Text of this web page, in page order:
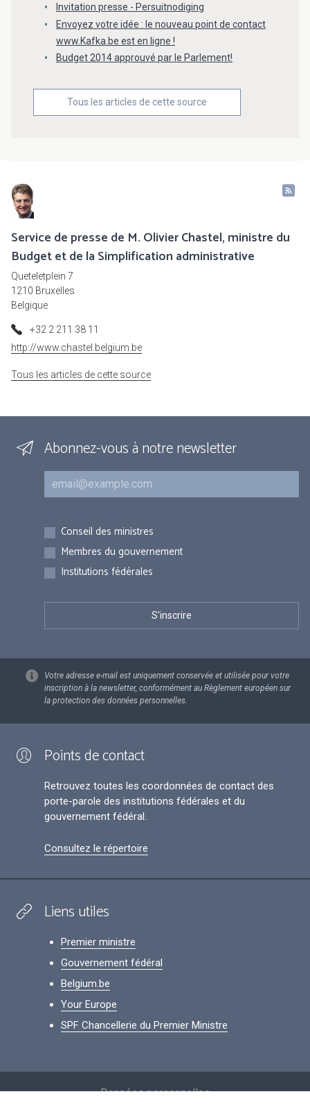
Invitation presse - Persuitnodiging
Envoyez votre idée : le nouveau point de contact
www.Kafka.be est en ligne !
Budget 2014 approuvé par le Parlement!
Tous les articles de cette source
Service de presse de M. Olivier Chastel, ministre du
Budget et de la Simplification administrative
Queteletplein 7
1210 Bruxelles
Belgique
+32 2 211 38 11
http://www.chastel.belgium.be
Tous les articles de cette source
Abonnez-vous à notre newsletter
Courriel
Inscriptions
Conseil des ministres
Membres du gouvernement
Institutions fédérales
Votre adresse e-mail est uniquement conservée et utilisée pour votre
inscription à la newsletter, conformément au Règlement européen sur
la protection des données personnelles.
Points de contact
Retrouvez toutes les coordonnées de contact des
porte-parole des institutions fédérales et du
gouvernement fédéral.
Consultez le répertoire
Liens utiles
Premier ministre
Gouvernement fédéral
Belgium.be
Your Europe
SPF Chancellerie du Premier Ministre
Données personnelles